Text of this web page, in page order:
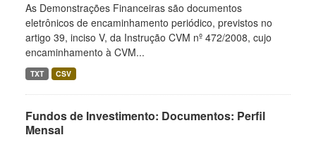
As Demonstrações Financeiras são documentos
eletrônicos de encaminhamento periódico, previstos no
artigo 39, inciso V, da Instrução CVM nº 472/2008, cujo
encaminhamento à CVM...
TXT CSV
Fundos de Investimento: Documentos: Perfil
Mensal